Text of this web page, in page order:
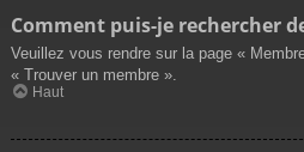
Comment puis-je rechercher
Veuillez vous rendre sur la page «
« Trouver un membre ».
Haut